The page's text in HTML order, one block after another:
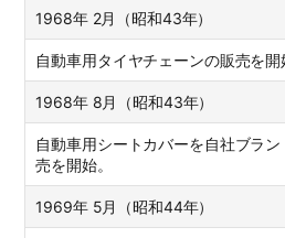
1968年 2月（昭和43年）
自動車用タイヤチェーンの販売を開
1968年 8月（昭和43年）
自動車用シートカバーを自社ブラ
売を開始。
1969年 5月（昭和44年）